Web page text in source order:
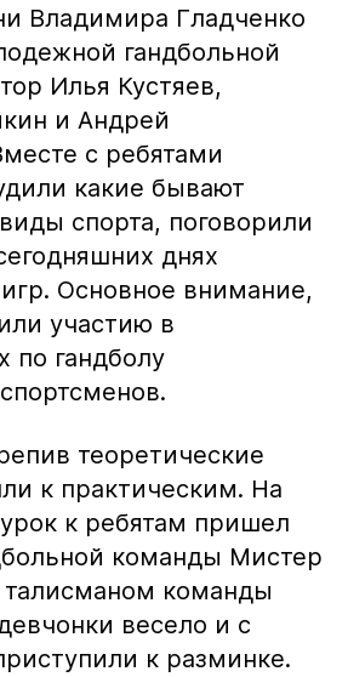
Владимира Гладченко
гандбольной
Илья Кустяев,
и Андрей
с ребятами
какие бывают
спорта, поговорили
днях
Основное внимание,
участию в
по гандболу
теоретические
к практическим. На
к ребятам пришел
команды Мистер
команды
весело и с
к разминке.